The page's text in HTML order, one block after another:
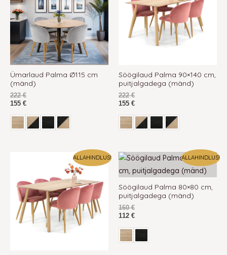
Ümarlaud Palma Ø115 cm
(mänd)
222€
155 €
Söögilaud Palma 90×140 cm,
puitjalgadega (mänd)
222€
155 €
ALLAHINDLUS! ALLAHINDLUS!
Söögilaud Palma 80×80 cm,
puitjalgadega (mänd)
160€
112 €